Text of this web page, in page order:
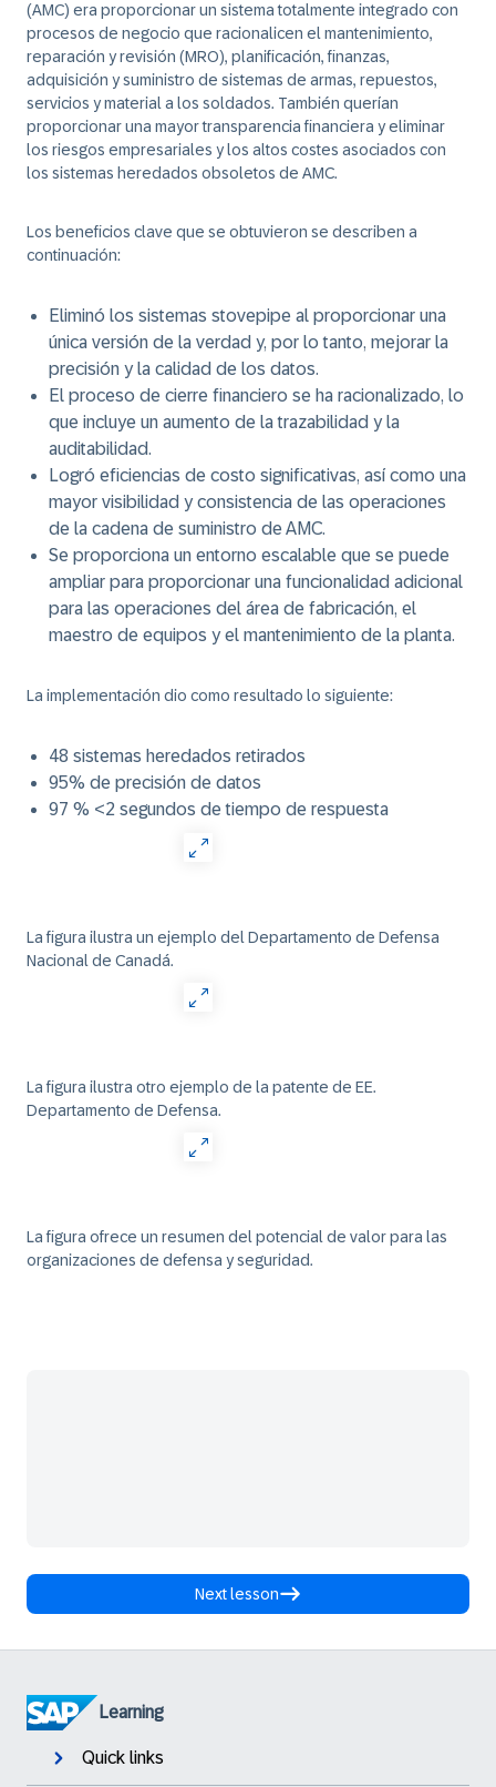
(AMC) era proporcionar un sistema totalmente integrado con
procesos de negocio que racionalicen el mantenimiento,
reparación y revisión (MRO), planificación, finanzas,
adquisición y suministro de sistemas de armas, repuestos,
servicios y material a los soldados. También querían
proporcionar una mayor transparencia financiera y eliminar
los riesgos empresariales y los altos costes asociados con
los sistemas heredados obsoletos de AMC.
Los beneficios clave que se obtuvieron se describen a
continuación:
Eliminó los sistemas stovepipe al proporcionar una
única versión de la verdad y, por lo tanto, mejorar la
precisión y la calidad de los datos.
El proceso de cierre financiero se ha racionalizado, lo
que incluye un aumento de la trazabilidad y la
auditabilidad.
Logró eficiencias de costo significativas, así como una
mayor visibilidad y consistencia de las operaciones
de la cadena de suministro de AMC.
Se proporciona un entorno escalable que se puede
ampliar para proporcionar una funcionalidad adicional
para las operaciones del área de fabricación, el
maestro de equipos y el mantenimiento de la planta.
La implementación dio como resultado lo siguiente:
48 sistemas heredados retirados
95% de precisión de datos
97 % <2 segundos de tiempo de respuesta
La figura ilustra un ejemplo del Departamento de Defensa
Nacional de Canadá.
La figura ilustra otro ejemplo de la patente de EE.
Departamento de Defensa.
La figura ofrece un resumen del potencial de valor para las
organizaciones de defensa y seguridad.
Next lesson
Learning
Quick links